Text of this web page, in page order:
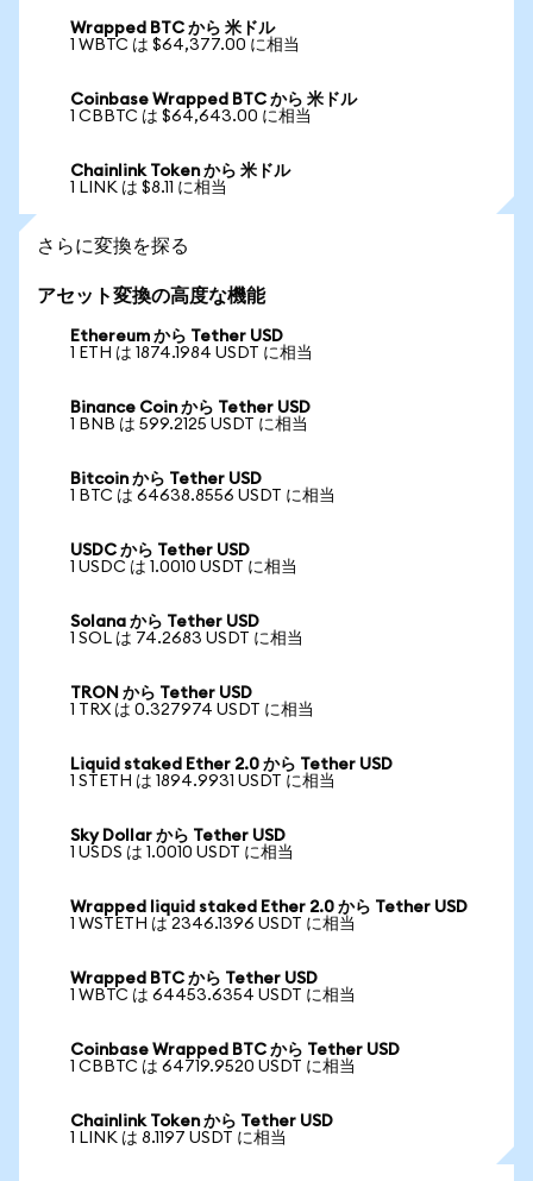
Wrapped BTC から 米ドル
1 WBTC は $64,377.00 に相当
Coinbase Wrapped BTC から 米ドル
1 CBBTC は $64,643.00 に相当
Chainlink Token から 米ドル
1 LINK は $8.11 に相当
さらに変換を探る
アセット変換の高度な機能
Ethereum から Tether USD
1 ETH は 1874.1984 USDT に相当
Binance Coin から Tether USD
1 BNB は 599.2125 USDT に相当
Bitcoin から Tether USD
1 BTC は 64638.8556 USDT に相当
USDC から Tether USD
1 USDC は 1.0010 USDT に相当
Solana から Tether USD
1 SOL は 74.2683 USDT に相当
TRON から Tether USD
1 TRX は 0.327974 USDT に相当
Liquid staked Ether 2.0 から Tether USD
1 STETH は 1894.9931 USDT に相当
Sky Dollar から Tether USD
1 USDS は 1.0010 USDT に相当
Wrapped liquid staked Ether 2.0 から Tether USD
1 WSTETH は 2346.1396 USDT に相当
Wrapped BTC から Tether USD
1 WBTC は 64453.6354 USDT に相当
Coinbase Wrapped BTC から Tether USD
1 CBBTC は 64719.9520 USDT に相当
Chainlink Token から Tether USD
1 LINK は 8.1197 USDT に相当